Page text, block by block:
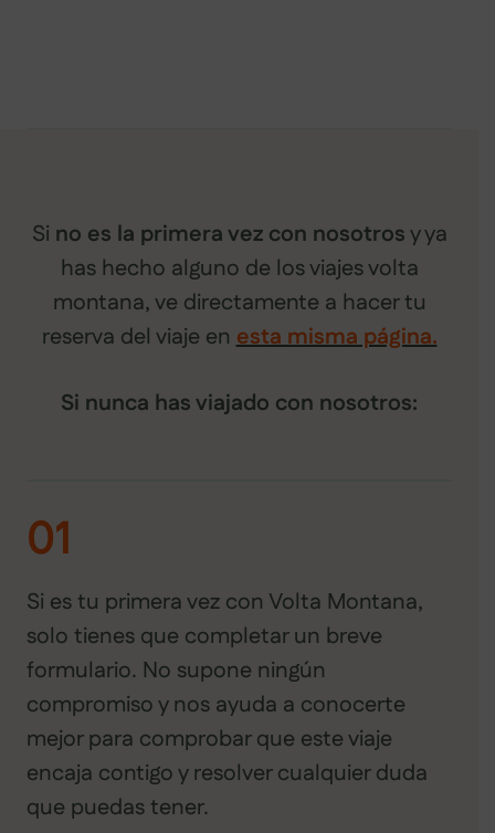
Si no es la primera vez con nosotrosy ya
has hecho alguno de los viajes volta
montana, ve directamente a hacer tu
reserva del viaje en esta misma página.
Si nunca has viajado con nosotros:
01
Si es tu primera vez con Volta Montana,
solo tienes que completar un breve
formulario. No supone ningún
compromiso y nos ayuda a conocerte
mejor para comprobar que este viaje
encaja contigo y resolver cualquier duda
que puedas tener.